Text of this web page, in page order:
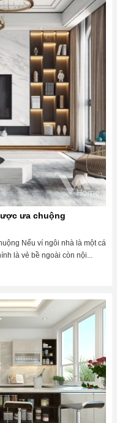
ưa chuộng
Nếu ví ngôi nhà là một cá
là vẻ bề ngoài còn nội...